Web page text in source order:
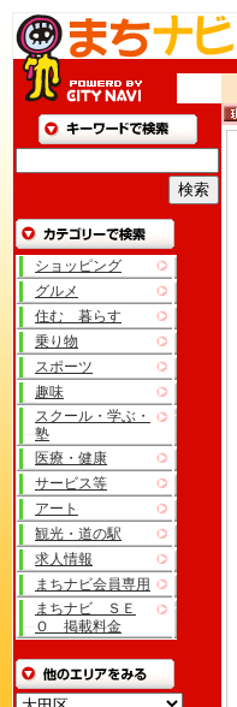
ショッピング
グルメ
住む 暮らす
乗り物
スポーツ
趣味
スクール・学ぶ・
塾
医療・健康
サービス等
アート
観光・道の駅
求人情報
まちナビ会員専用
まちナビ ＳＥ
Ｏ 掲載料金